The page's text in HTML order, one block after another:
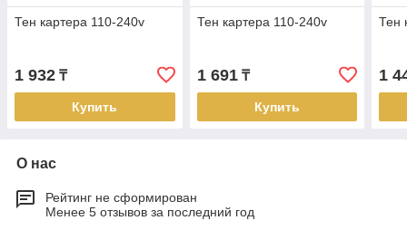
Тен картера 110-240v
1 932 ₸
Купить
Тен картера 110-240v
1 691₸
Купить
Тен
1
О нас
Рейтинг не сформирован
Менее 5 отзывов за последний год